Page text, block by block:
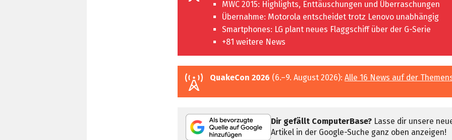
MWC 2015: Highlights, Enttäuschungen und Überraschungen
Übernahme: Motorola entscheidet trotz Lenovo unabhängig
Smartphones: LG plant neues Flaggschiff über der G-Serie
+81 weitere News
QuakeCon 2026 (6.–9. August 2026): Alle 16 News auf der
Dir gefällt ComputerBase? Lasse dir unsere
Artikel in der Google-Suche ganz oben anzeigen!